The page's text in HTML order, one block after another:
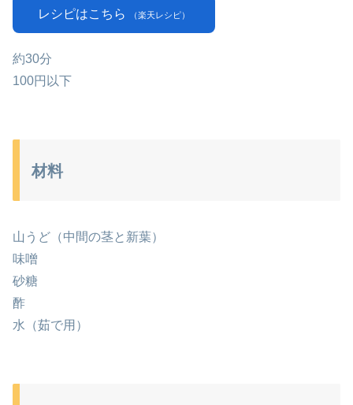
レシピはこちら （楽天レシピ）
約30分
100円以下
材料
山うど（中間の茎と新葉）
味噌
砂糖
酢
水（茹で用）